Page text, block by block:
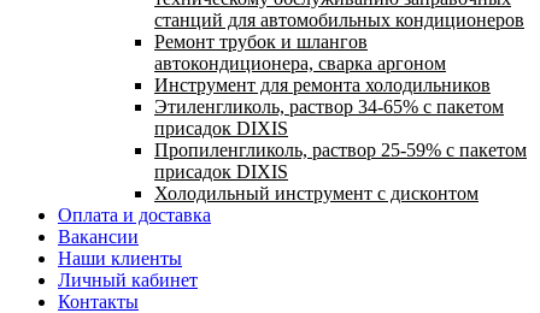
станций для автомобильных кондиционеров
Ремонт трубок и шлангов
автокондиционера, сварка аргоном
Инструмент для ремонта холодильников
Этиленгликоль, раствор 34-65% с пакетом
присадок DIXIS
Пропиленгликоль, раствор 25-59% с пакетом
присадок DIXIS
Холодильный инструмент с дисконтом
Оплата и доставка
Вакансии
Наши клиенты
Личный кабинет
Контакты